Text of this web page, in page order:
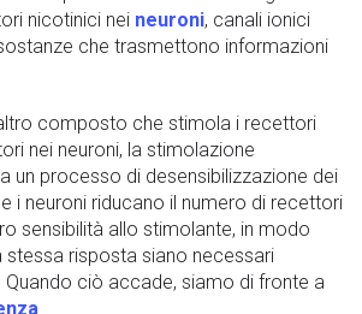
nicotinici nei neuroni, canali ionici
che trasmettono informazioni
composto che stimola i recettori
nei neuroni, la stimolazione
un processo di desensibilizzazione dei
i neuroni riducano il numero di recettori
sensibilità allo stimolante, in modo
stessa risposta siano necessari
ciò accade, siamo di fronte a
.